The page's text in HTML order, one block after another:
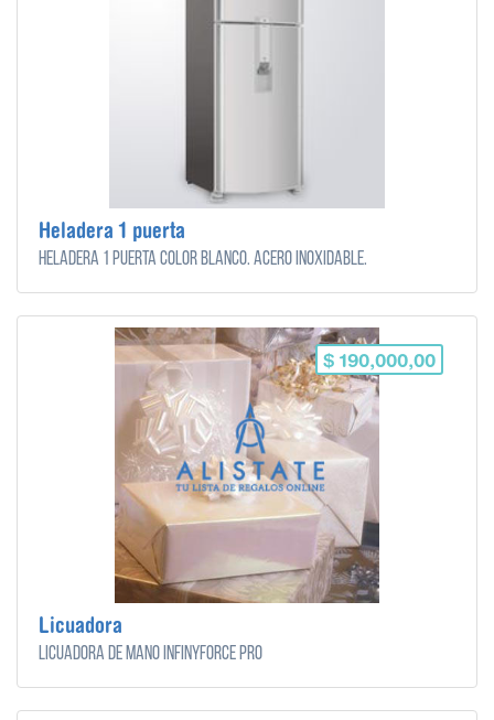
Heladera 1 puerta
Heladera 1 puerta color blanco. Acero inoxidable.
$ 190,000,00
Licuadora
Licuadora de mano InfinyForce Pro